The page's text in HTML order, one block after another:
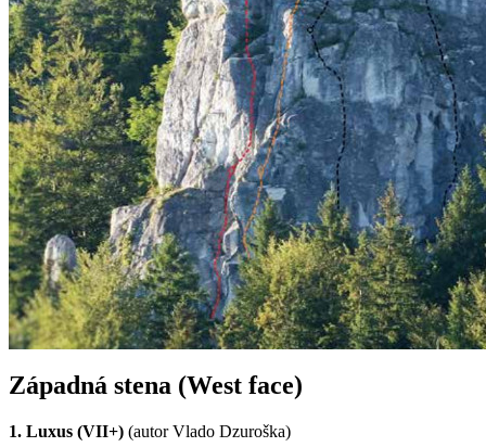
Západná stena (West face)
1. Luxus (VII+) (autor Vlado Dzuroška)